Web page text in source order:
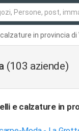
calzature in provincia di
(103 aziende)
e calzature in